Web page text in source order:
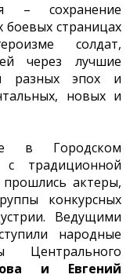
– сохранение
боевых страницах
солдат,
через лучшие
разных эпох и
новых и
в Городском
традиционной
актеры,
конкурсных
Ведущими
народные
Центрального
и Евгений